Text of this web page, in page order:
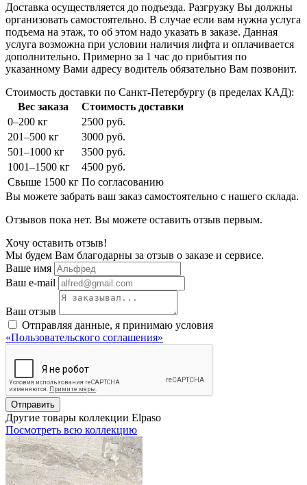
Доставка осуществляется до подъезда. Разгрузку Вы должны
организовать самостоятельно. В случае если вам нужна услуга
подъема на этаж, то об этом надо указать в заказе. Данная
услуга возможна при условии наличия лифта и оплачивается
дополнительно. Примерно за 1 час до прибытия по
указанному Вами адресу водитель обязательно Вам позвонит.
Стоимость доставки по Санкт-Петербургу (в пределах КАД):
Вес заказа
Стоимость доставки
0–200 кг
2500 руб.
201–500 кг
3000 руб.
501–1000 кг
3500 руб.
1001–1500 кг
4500 руб.
Свыше 1500 кг По согласованию
Вы можете забрать ваш заказ самостоятельно с нашего склада.
Отзывов пока нет. Вы можете оставить отзыв первым.
Хочу оставить отзыв!
Мы будем Вам благодарны за отзыв о заказе и сервисе.
Ваше имя
Ваш e-mail
Ваш отзыв
Отправляя данные, я принимаю условия
«Пользовательского соглашения»
Отправить
Другие товары коллекции Elpaso
Посмотреть всю коллекцию